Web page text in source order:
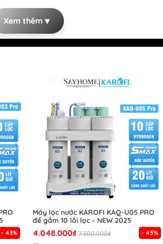
Xem thêm ▼
- 43%
Máy lọc nước KAROFI KAQ-U05 PRO
để gầm 10 lõi lọc - NEW 2025
4.048.000₫ 7.300.000₫ - 45%